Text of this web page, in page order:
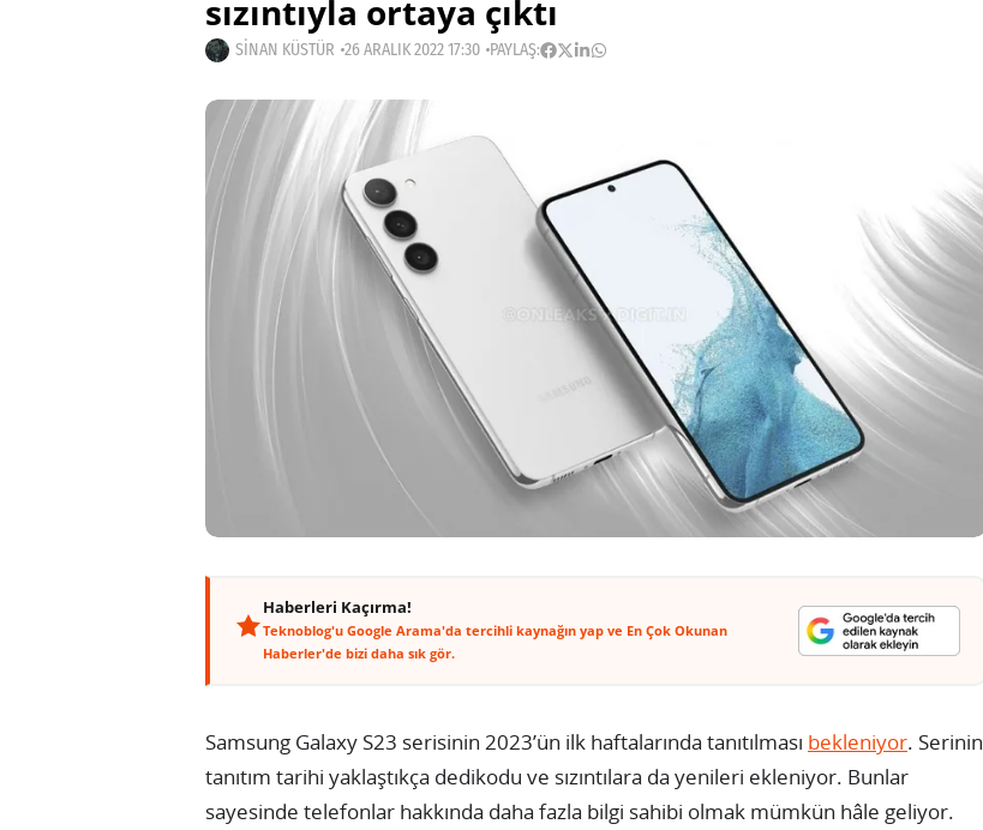
sızıntıyla ortaya çıktı
SINAN KÜSTÜR 26 ARALIK 2022 17:30 PAYLAŞ:
Haberleri Kaçırma!
Teknoblog'u Google Arama'da tercihli kaynağın yap ve En Çok Okunan
Haberler'de bizi daha sık gör.
Samsung Galaxy S23 serisinin 2023’ün ilk haftalarında tanıtılması bekleniyor. Serinin
tanıtım tarihi yaklaştıkça dedikodu ve sızıntılara da yenileri ekleniyor. Bunlar
sayesinde telefonlar hakkında daha fazla bilgi sahibi olmak mümkün hâle geliyor.